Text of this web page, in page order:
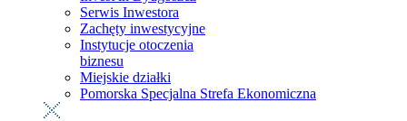
Serwis Inwestora
Zachęty inwestycyjne
Instytucje otoczenia
biznesu
Miejskie działki
Pomorska Specjalna Strefa Ekonomiczna